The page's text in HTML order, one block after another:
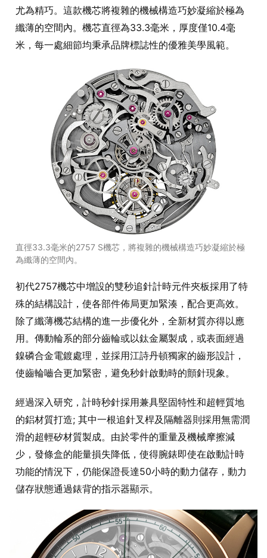
尤為精巧。這款機芯將複雜的機械構造巧妙凝縮於極為
纖薄的空間內。機芯直徑為33.3毫米，厚度僅10.4毫
米，每一處細節均秉承品牌標誌性的優雅美學風範。
直徑33.3毫米的2757 S機芯，將複雜的機械構造巧妙凝縮於極
為纖薄的空間內。
初代2757機芯中增設的雙秒追針計時元件夾板採用了特
殊的結構設計，使各部件佈局更加緊湊，配合更高效。
除了纖薄機芯結構的進一步優化外，全新材質亦得以應
用。傳動輪系的部分齒輪或以鈦金屬製成，或表面經過
鎳磷合金電鍍處理，並採用江詩丹頓獨家的齒形設計，
使齒輪嚙合更加緊密，避免秒針啟動時的顫針現象。
經過深入研究，計時秒針採用兼具堅固特性和超輕質地
的鋁材質打造; 其中一根追針叉桿及隔離器則採用無需潤
滑的超輕矽材質製成。由於零件的重量及機械摩擦減
少，發條盒的能量損失降低，使得腕錶即使在啟動計時
功能的情況下，仍能保證長達50小時的動力儲存，動力
儲存狀態通過錶背的指示器顯示。